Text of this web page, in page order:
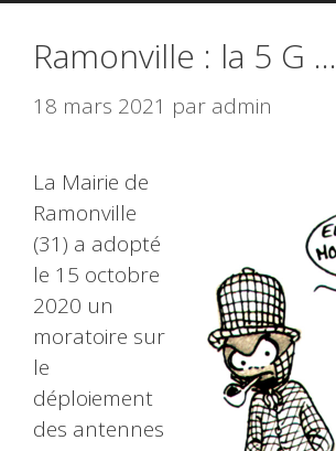
Ramonville : la 5 G …
18 mars 2021 par admin
La Mairie de
Ramonville
(31) a adopté
le 15 octobre
2020 un
moratoire sur
le
déploiement
des antennes